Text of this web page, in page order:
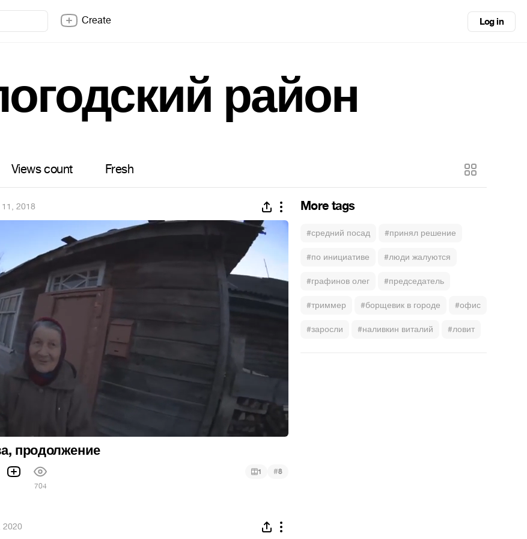
Create Log in
район
Views count Fresh
More tags
#средний посад #принял решение
#по инициативе #люди жалуются
#графинов олег #председатель
#триммер #борщевик в городе #офис
#заросли #наливкин виталий #ловит
11, 2018
продолжение
704
1 #8
2020